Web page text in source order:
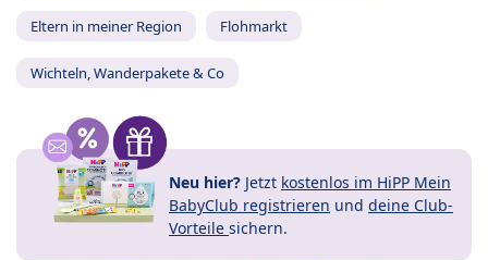
Eltern in meiner Region Flohmarkt
Wichteln, Wanderpakete & Co
Neu hier? Jetzt kostenlos im HiPP Mein
BabyClub registrieren und deine Club-
Vorteile sichern.